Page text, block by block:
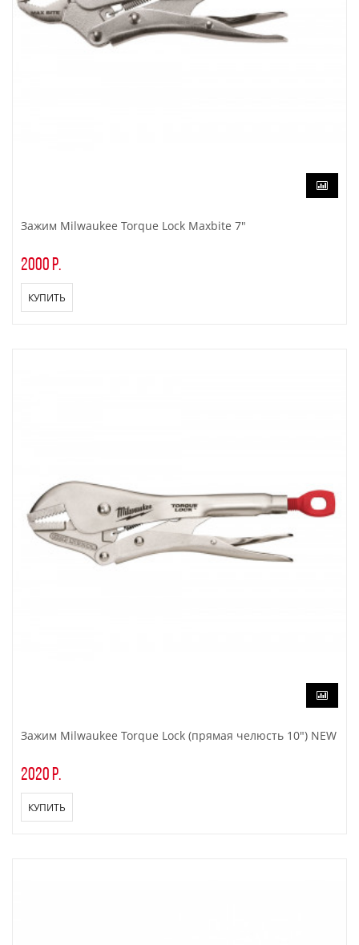
Зажим Milwaukee Torque Lock Maxbite 7"
2000 р.
КУПИТЬ
Зажим Milwaukee Torque Lock (прямая челюсть 10") NEW
2020 р.
КУПИТЬ